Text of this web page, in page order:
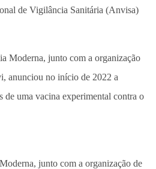
de Vigilância Sanitária (Anvisa)
junto com a organização de